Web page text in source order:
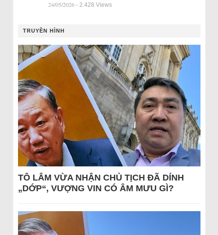
24/05/2026 - 2.428 Views
TRUYỀN HÌNH
TÔ LÂM VỪA NHẬN CHỦ TỊCH ĐÃ DÍNH
„DỚP“, VƯỢNG VIN CÓ ÂM MƯU GÌ?